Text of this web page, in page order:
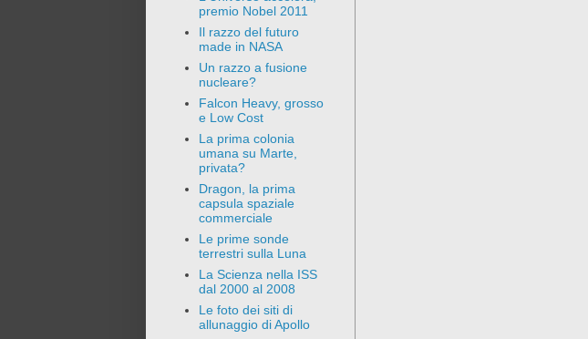
premio Nobel 2011
Il razzo del futuro
made in NASA
Un razzo a fusione
nucleare?
Falcon Heavy, grosso
e Low Cost
La prima colonia
umana su Marte,
privata?
Dragon, la prima
capsula spaziale
commerciale
Le prime sonde
terrestri sulla Luna
La Scienza nella ISS
dal 2000 al 2008
Le foto dei siti di
allunaggio di Apollo